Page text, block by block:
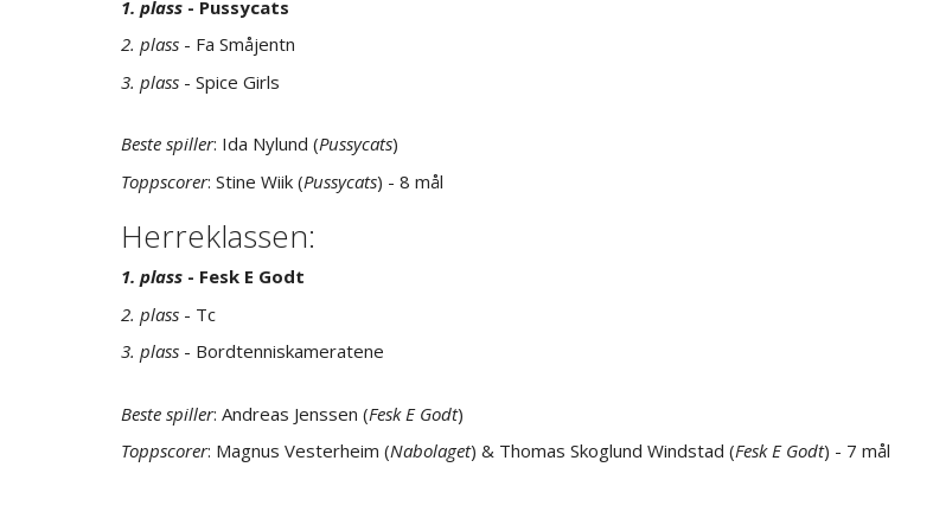
1. plass - Pussycats
2. plass - Fa Småjentn
3. plass - Spice Girls
Beste spiller: Ida Nylund (Pussycats)
Toppscorer: Stine Wiik (Pussycats) - 8 mål
Herreklassen:
1. plass - Fesk E Godt
2. plass - Tc
3. plass - Bordtenniskameratene
Beste spiller: Andreas Jenssen (Fesk E Godt)
Toppscorer: Magnus Vesterheim (Nabolaget) & Thomas Skoglund Windstad (Fesk E Godt) - 7 mål